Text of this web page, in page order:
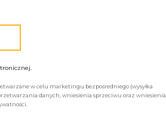
w celu marketingu bezpośredniego (wysyłka
danych, wniesienia sprzeciwu oraz wniesienia